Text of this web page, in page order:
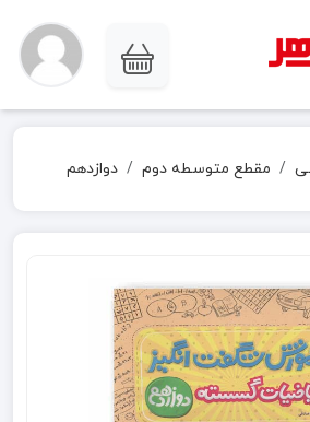
مقطع متوسطه دوم دوازدهم